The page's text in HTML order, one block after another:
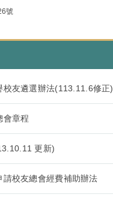
號
校友遴選辦法(113.11.6修正)
會章程
更新)
請校友總會經費補助辦法